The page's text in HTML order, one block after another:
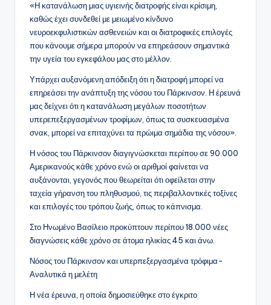
«Η κατανάλωση μιας υγιεινής διατροφής είναι κρίσιμη,
καθώς έχει συνδεθεί με μειωμένο κίνδυνο
νευροεκφυλιστικών ασθενειών και οι διατροφικές επιλογές
που κάνουμε σήμερα μπορούν να επηρεάσουν σημαντικά
την υγεία του εγκεφάλου μας στο μέλλον.
Υπάρχει αυξανόμενη απόδειξη ότι η διατροφή μπορεί να
επηρεάσει την ανάπτυξη της νόσου του Πάρκινσον. Η έρευνά
μας δείχνει ότι η κατανάλωση μεγάλων ποσοτήτων
υπερεπεξεργασμένων τροφίμων, όπως τα συσκευασμένα
σνακ, μπορεί να επιταχύνει τα πρώιμα σημάδια της νόσου».
Η νόσος του Πάρκινσον διαγιγνώσκεται περίπου σε 90.000
Αμερικανούς κάθε χρόνο ενώ οι αριθμοί φαίνεται να
αυξάνονται, γεγονός που θεωρείται ότι οφείλεται στην
ταχεία γήρανση του πληθυσμού, τις περιβαλλοντικές τοξίνες
και επιλογές του τρόπου ζωής, όπως το κάπνισμα.
Στο Ηνωμένο Βασίλειο προκύπτουν περίπου 18.000 νέες
διαγνώσεις κάθε χρόνο σε άτομα ηλικίας 45 και άνω.
Νόσος του Πάρκινσον και υπερπεξεργασμένα τρόφιμα-
Αναλυτικά η μελέτη
Η νέα έρευνα, η οποία δημοσιεύθηκε στο έγκριτο